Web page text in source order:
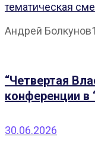
тематическая
Андрей Болкунов
“Четвертая
конференции в
30.06.2026